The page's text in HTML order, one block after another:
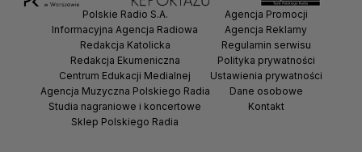
Polskie Radio S.A.
Informacyjna Agencja Radiowa
Redakcja Katolicka
Redakcja Ekumeniczna
Centrum Edukacji Medialnej
Agencja Muzyczna Polskiego Radia
Studia nagraniowe i koncertowe
Sklep Polskiego Radia
Agencja Promocji
Agencja Reklamy
Regulamin serwisu
Polityka prywatności
Ustawienia prywatności
Dane osobowe
Kontakt